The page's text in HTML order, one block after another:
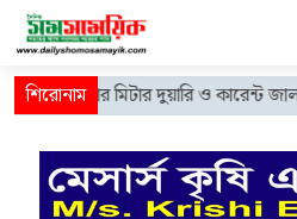
১৩ হাজার মিটার দুয়ারি ও কারেন্ট জাল জব্দ